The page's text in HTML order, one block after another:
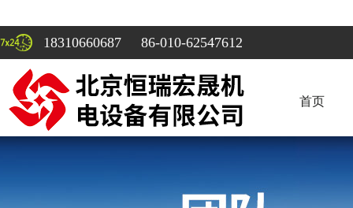
18310660687 86-010-62547612
首页